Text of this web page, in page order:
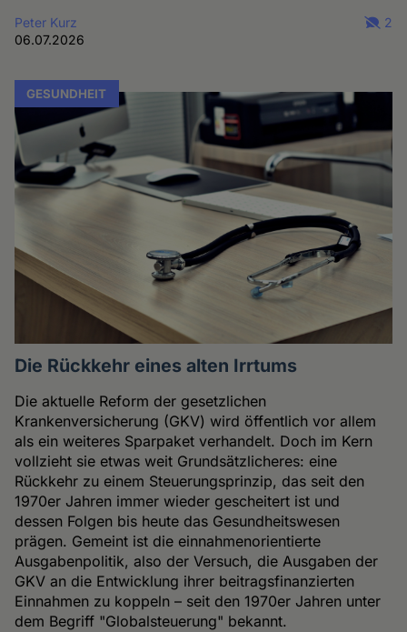
Peter Kurz
06.07.2026
2
GESUNDHEIT
Die Rückkehr eines alten Irrtums
Die aktuelle Reform der gesetzlichen
Krankenversicherung (GKV) wird öffentlich vor allem
als ein weiteres Sparpaket verhandelt. Doch im Kern
vollzieht sie etwas weit Grundsätzlicheres: eine
Rückkehr zu einem Steuerungsprinzip, das seit den
1970er Jahren immer wieder gescheitert ist und
dessen Folgen bis heute das Gesundheitswesen
prägen. Gemeint ist die einnahmenorientierte
Ausgabenpolitik, also der Versuch, die Ausgaben der
GKV an die Entwicklung ihrer beitragsfinanzierten
Einnahmen zu koppeln – seit den 1970er Jahren unter
dem Begriff "Globalsteuerung" bekannt.